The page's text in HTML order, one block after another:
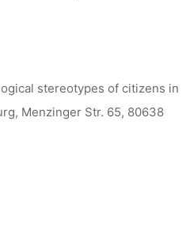
stereotypes of citizens in
Menzinger Str. 65, 80638